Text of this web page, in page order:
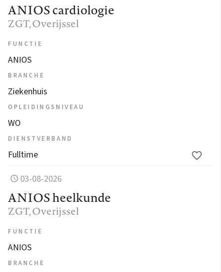
ANIOS cardiologie
ZGT, Overijssel
FUNCTIE
ANIOS
BRANCHE
Ziekenhuis
OPLEIDINGSNIVEAU
WO
DIENSTVERBAND
Fulltime
03-08-2026
ANIOS heelkunde
ZGT, Overijssel
FUNCTIE
ANIOS
BRANCHE